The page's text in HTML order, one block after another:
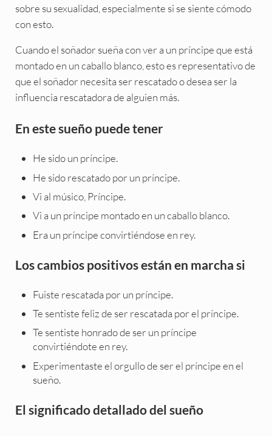
sobre su sexualidad, especialmente si se siente cómodo
con esto.
Cuando el soñador sueña con ver a un príncipe que está
montado en un caballo blanco, esto es representativo de
que el soñador necesita ser rescatado o desea ser la
influencia rescatadora de alguien más.
En este sueño puede tener
He sido un príncipe.
He sido rescatado por un príncipe.
Vi al músico, Príncipe.
Vi a un príncipe montado en un caballo blanco.
Era un príncipe convirtiéndose en rey.
Los cambios positivos están en marcha si
Fuiste rescatada por un príncipe.
Te sentiste feliz de ser rescatada por el príncipe.
Te sentiste honrado de ser un príncipe
convirtiéndote en rey.
Experimentaste el orgullo de ser el príncipe en el
sueño.
El significado detallado del sueño